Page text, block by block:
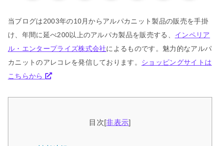
当ブログは2003年の10月からアルパカニット製品の販売を手掛
け、年間に延べ200以上のアルパカ製品を販売する、 インペリア
ル・エンタープライズ株式会社によるものです。魅力的なアルパ
カニットのアレコレを発信しております。 ショッピングサイトは
こちらから
目次[非表示]